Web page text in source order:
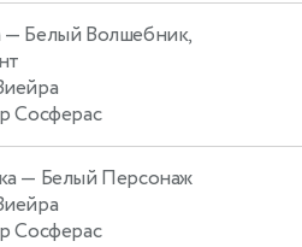
— Белый Волшебник,
Сосферас
— Белый Персонаж
Сосферас